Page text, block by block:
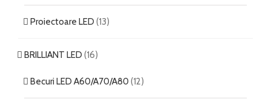
Proiectoare LED (13)
BRILLIANT LED (16)
Becuri LED A60/A70/A80 (12)